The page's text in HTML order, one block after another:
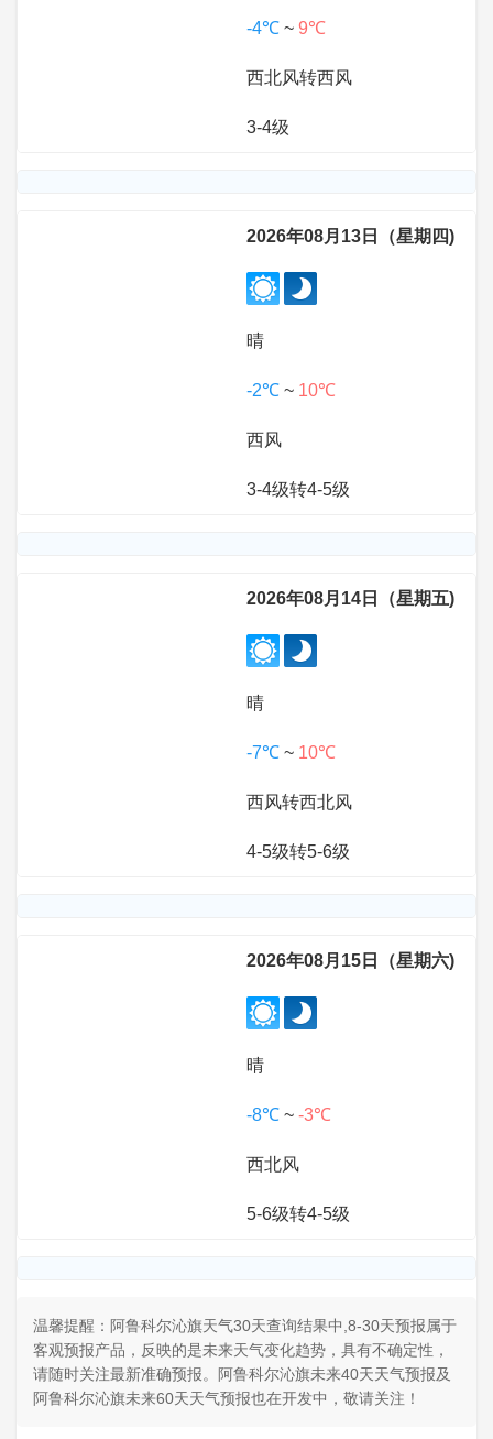
-4℃ ~ 9℃
西北风转西风
3-4级
2026年08月13日（星期四)
晴
-2℃ ~ 10℃
西风
3-4级转4-5级
2026年08月14日（星期五)
晴
-7℃ ~ 10℃
西风转西北风
4-5级转5-6级
2026年08月15日（星期六)
晴
-8℃ ~ -3℃
西北风
5-6级转4-5级
温馨提醒：阿鲁科尔沁旗天气30天查询结果中,8-30天预报属于
客观预报产品，反映的是未来天气变化趋势，具有不确定性，
请随时关注最新准确预报。阿鲁科尔沁旗未来40天天气预报及
阿鲁科尔沁旗未来60天天气预报也在开发中，敬请关注！